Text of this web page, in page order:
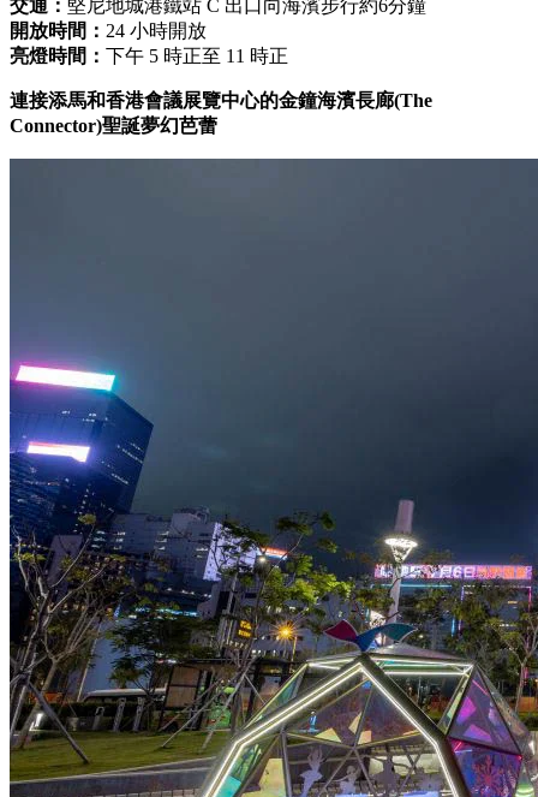
交通： 堅尼地城港鐵站 C 出口向海濱步行約6分鐘
開放時間： 24 小時開放
亮燈時間： 下午 5 時正至 11 時正
連接添馬和香港會議展覽中心的金鐘海濱長廊(The
Connector)聖誕夢幻芭蕾